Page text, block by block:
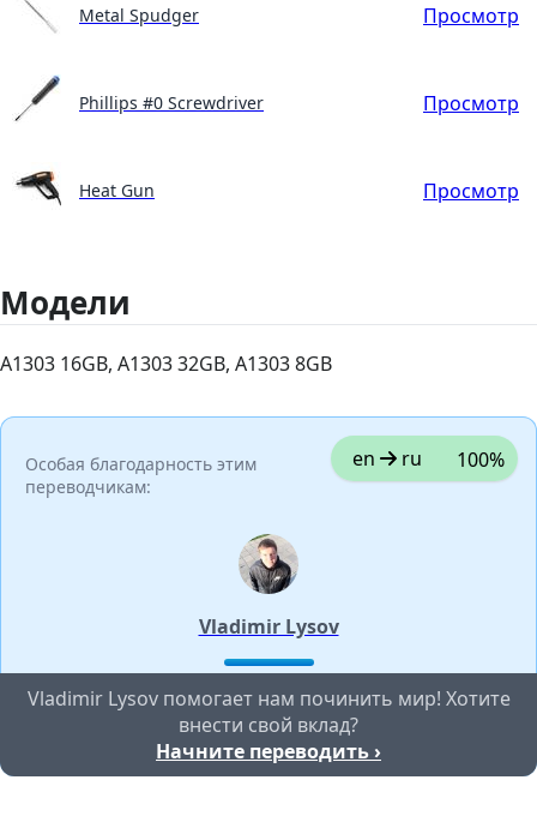
Metal Spudger Просмотр
Phillips #0 Screwdriver Просмотр
Heat Gun Просмотр
Модели
A1303 16GB, A1303 32GB, A1303 8GB
Особая благодарность этим
переводчикам:
en ru 100%
Vladimir Lysov
Vladimir Lysov помогает нам починить мир! Хотите
внести свой вклад?
Начните переводить ›